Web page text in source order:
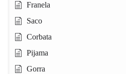
Franela
Saco
Corbata
Pijama
Gorra